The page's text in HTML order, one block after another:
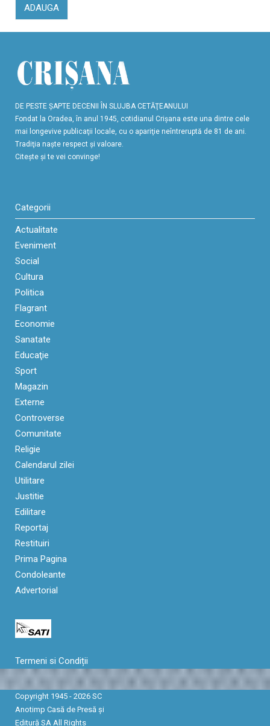
ADAUGA
DE PESTE ŞAPTE DECENII ÎN SLUJBA CETĂŢEANULUI
Fondat la Oradea, în anul 1945, cotidianul Crişana este una dintre cele
mai longevive publicaţii locale, cu o apariţie neîntreruptă de 81 de ani.
Tradiţia naşte respect şi valoare.
Citeşte şi te vei convinge!
Categorii
Actualitate
Eveniment
Social
Cultura
Politica
Flagrant
Economie
Sanatate
Educaţie
Sport
Magazin
Externe
Controverse
Comunitate
Religie
Calendarul zilei
Utilitare
Justitie
Edilitare
Reportaj
Restituiri
Prima Pagina
Condoleante
Advertorial
Termeni si Condiții
Copyright 1945 - 2026 SC
Anotimp Casă de Presă şi
Editură SA All Rights